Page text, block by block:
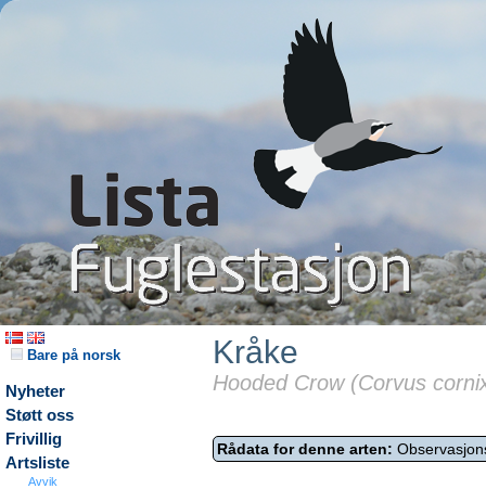
Bare på norsk
Nyheter
Støtt oss
Frivillig
Artsliste
Avvik
Kråke
Hooded Crow (Corvus
Rådata for denne arten: